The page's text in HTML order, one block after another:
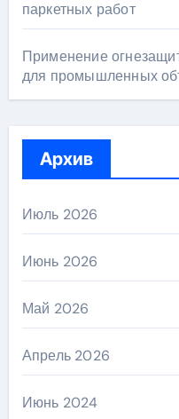
паркетных работ
Применение
для промышленных
Архив
Июль 2026
Июнь 2026
Май 2026
Апрель 2026
Июнь 2024